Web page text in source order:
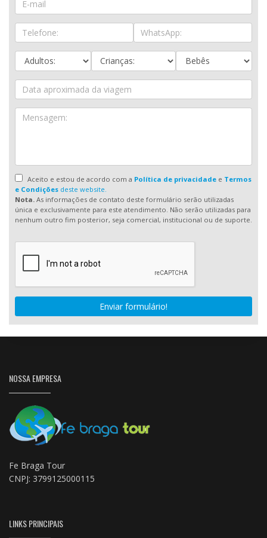
Aceito e estou de acordo com a Política de privacidadee Termos
e Condições deste website.
Nota. As informações de contato deste formulário serão utilizadas
única e exclusivamente para este atendimento. Não serão utilizadas para
nenhum outro fim posterior, seja comercial, institucional ou de suporte.
Enviar formulário!
NOSSA EMPRESA
Fe Braga Tour
CNPJ: 3799125000115
LINKS PRINCIPAIS